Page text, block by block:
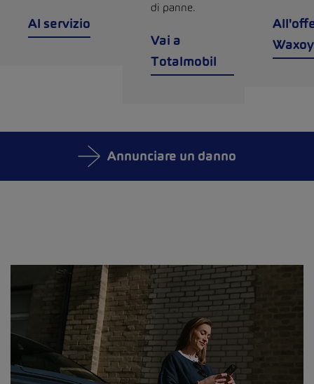
Al servizio
di panne.
Vai a
Totalmobil
Annunciare un danno